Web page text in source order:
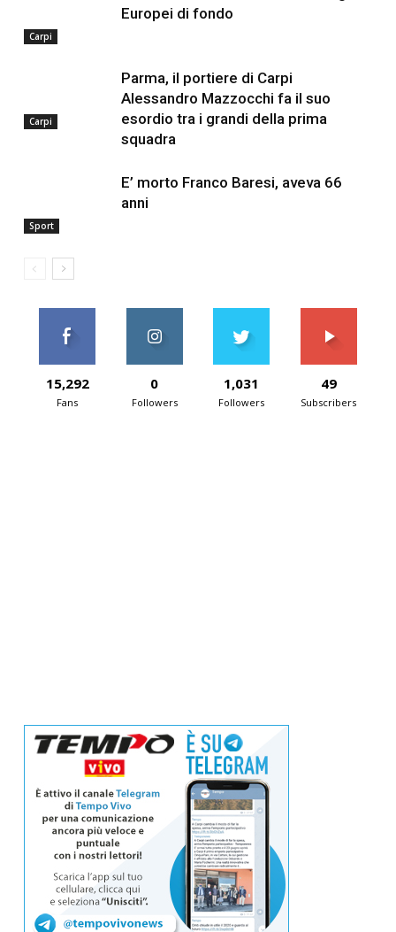
Carpi
Europei di fondo
Carpi
Parma, il portiere di Carpi
Alessandro Mazzocchi fa il suo
esordio tra i grandi della prima
squadra
Sport
E’ morto Franco Baresi, aveva 66
anni
15,292
Fans
0
Followers
1,031
Followers
49
Subscribers